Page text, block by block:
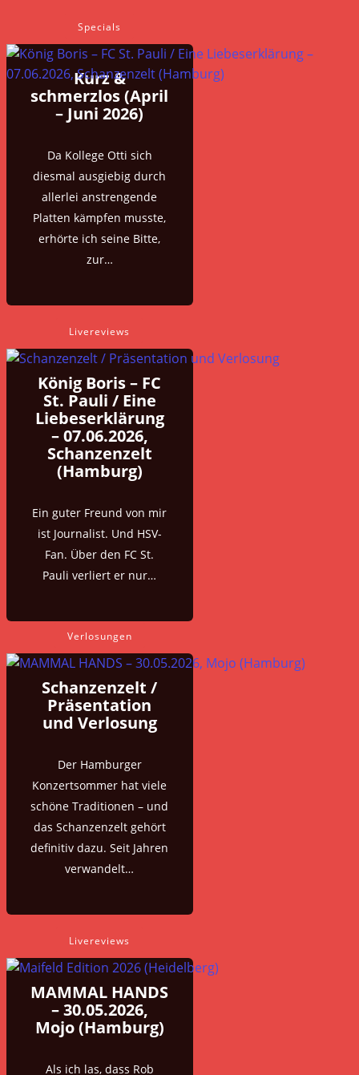
Specials
Kurz &
schmerzlos (April
– Juni 2026)
Da Kollege Otti sich
diesmal ausgiebig durch
allerlei anstrengende
Platten kämpfen musste,
erhörte ich seine Bitte,
zur…
Livereviews
König Boris – FC
St. Pauli / Eine
Liebeserklärung
– 07.06.2026,
Schanzenzelt
(Hamburg)
Ein guter Freund von mir
ist Journalist. Und HSV-
Fan. Über den FC St.
Pauli verliert er nur…
Verlosungen
Schanzenzelt /
Präsentation
und Verlosung
Der Hamburger
Konzertsommer hat viele
schöne Traditionen – und
das Schanzenzelt gehört
definitiv dazu. Seit Jahren
verwandelt…
Livereviews
MAMMAL HANDS
– 30.05.2026,
Mojo (Hamburg)
Als ich las, dass Rob